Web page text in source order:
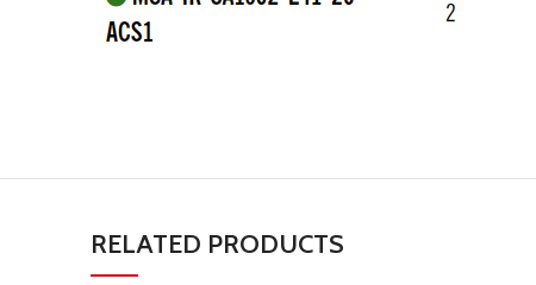
RELATED PRODUCTS